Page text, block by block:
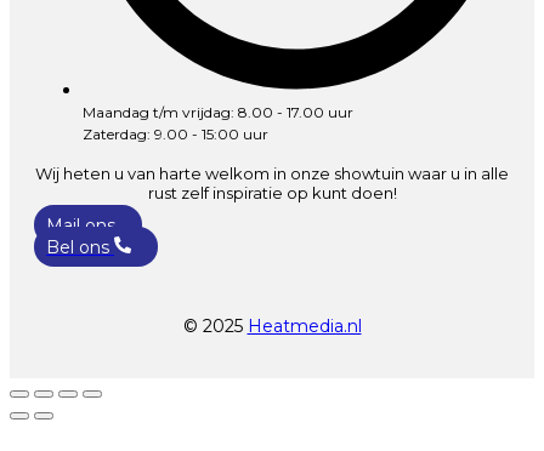
Maandag t/m vrijdag: 8.00 - 17.00 uur
Zaterdag: 9.00 - 15:00 uur
Wij heten u van harte welkom in onze showtuin waar u in alle
rust zelf inspiratie op kunt doen!
Mail ons
Bel ons
© 2025 Heatmedia.nl